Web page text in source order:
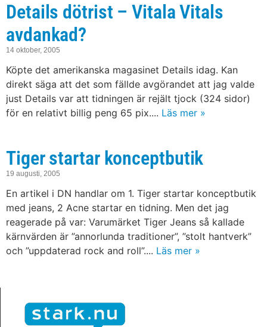
Details dötrist – Vitala Vitals
avdankad?
14 oktober, 2005
Köpte det amerikanska magasinet Details idag. Kan
direkt säga att det som fällde avgörandet att jag valde
just Details var att tidningen är rejält tjock (324 sidor)
för en relativt billig peng 65 pix.... Läs mer »
Tiger startar konceptbutik
19 augusti, 2005
En artikel i DN handlar om 1. Tiger startar konceptbutik
med jeans, 2 Acne startar en tidning. Men det jag
reagerade på var: Varumärket Tiger Jeans så kallade
kärnvärden är ”annorlunda traditioner”, ”stolt hantverk”
och ”uppdaterad rock and roll”.... Läs mer »